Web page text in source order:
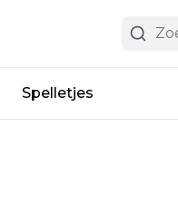
Spelletjes